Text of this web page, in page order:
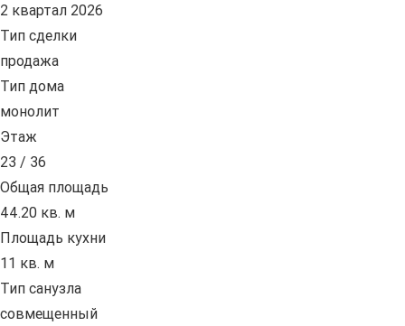
2 квартал 2026
Тип сделки
продажа
Тип дома
монолит
Этаж
23 / 36
Общая площадь
44.20 кв. м
Площадь кухни
11 кв. м
Тип санузла
совмещенный